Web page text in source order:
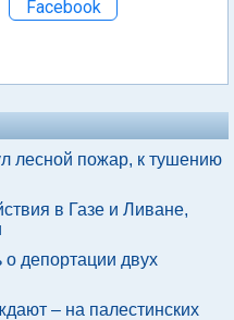
Facebook
лесной пожар, к тушению
в Газе и Ливане,
депортации двух
– на палестинских